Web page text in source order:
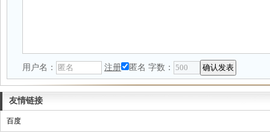
用户名： 注册 匿名 字数：
友情链接
百度